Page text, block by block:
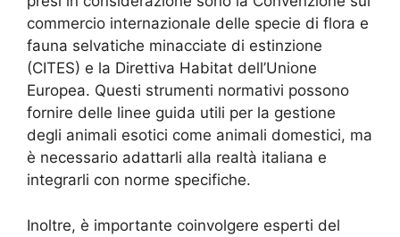
commercio internazionale delle specie di flora e
fauna selvatiche minacciate di estinzione
(CITES) e la Direttiva Habitat dell’Unione
Europea. Questi strumenti normativi possono
fornire delle linee guida utili per la gestione
degli animali esotici come animali domestici, ma
è necessario adattarli alla realtà italiana e
integrarli con norme specifiche.
Inoltre, è importante coinvolgere esperti del